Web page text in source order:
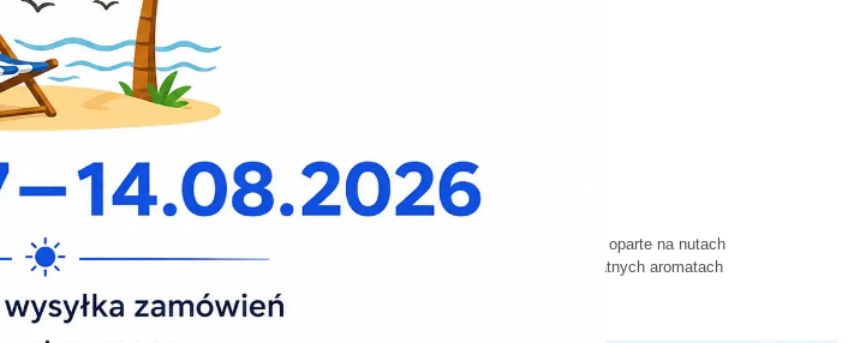
Grupy zapachowe
Charakterystyczne rodzaje zapachów w tej kompozycji
Cytrusowe
Energetyzujące i lekkie zapachy
Świeże
Czyste, lekkie kompozycje oparte na nutach
wodnych, zielonych i delikatnych aromatach